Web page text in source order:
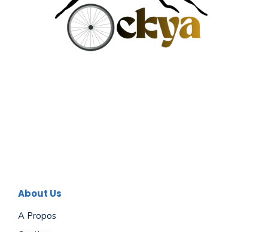
About Us
A Propos